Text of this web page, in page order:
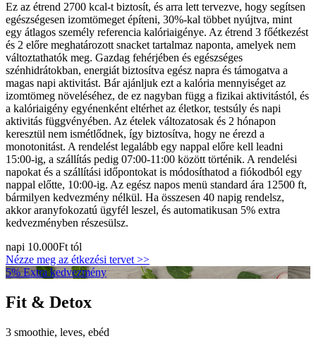
Ez az étrend 2700 kcal-t biztosít, és arra lett tervezve, hogy segítsen
egészségesen izomtömeget építeni, 30%-kal többet nyújtva, mint
egy átlagos személy referencia kalóriaigénye. Az étrend 3 főétkezést
és 2 előre meghatározott snacket tartalmaz naponta, amelyek nem
változtathatók meg. Gazdag fehérjében és egészséges
szénhidrátokban, energiát biztosítva egész napra és támogatva a
magas napi aktivitást. Bár ajánljuk ezt a kalória mennyiséget az
izomtömeg növeléséhez, de ez nagyban függ a fizikai aktivitástól, és
a kalóriaigény egyénenként eltérhet az életkor, testsúly és napi
aktivitás függvényében. Az ételek változatosak és 2 hónapon
keresztül nem ismétlődnek, így biztosítva, hogy ne érezd a
monotonitást. A rendelést legalább egy nappal előre kell leadni
15:00-ig, a szállítás pedig 07:00-11:00 között történik. A rendelési
napokat és a szállítási időpontokat is módosíthatod a fiókodból egy
nappal előtte, 10:00-ig. Az egész napos menü standard ára 12500 ft,
bármilyen kedvezmény nélkül. Ha összesen 40 napig rendelsz,
akkor aranyfokozatú ügyfél leszel, és automatikusan 5% extra
kedvezményben részesülsz.
napi 10.000Fttól
Nézze meg az étkezési tervet >>
5% Extra kedvezmény
Fit & Detox
3 smoothie, leves, ebéd